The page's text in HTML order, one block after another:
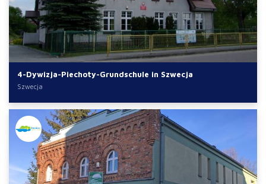
4-Dywizja-Piechoty-Grundschule in Szwecja
Szwecja